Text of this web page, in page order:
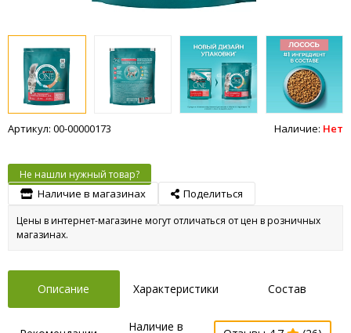
Артикул: 00-00000173 Наличие: Нет
Не нашли нужный товар?
Наличие в магазинах Поделиться
Цены в интернет-магазине могут отличаться от цен в розничных
магазинах.
Описание Характеристики Состав
Наличие в